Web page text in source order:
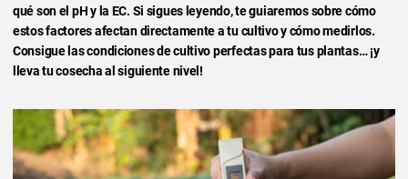
qué son el pH y la EC. Si sigues leyendo, te guiaremos sobre cómo
estos factores afectan directamente a tu cultivo y cómo medirlos.
Consigue las condiciones de cultivo perfectas para tus plantas… ¡y
lleva tu cosecha al siguiente nivel!